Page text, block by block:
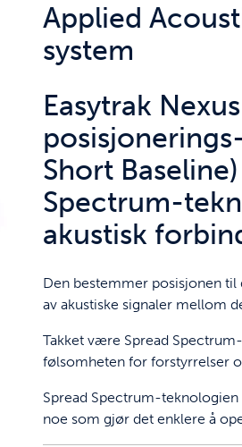
Applied
system
Easytrak
Short
Spectrum-
akustisk
Den bestemmer posisjonen til
av akustiske signaler mellom
Takket være Spread
følsomheten for forstyrrelser
Spread Spectrum-teknologien
noe som gjør det enklere å